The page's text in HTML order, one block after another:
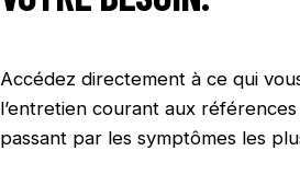
Accédez directement à ce qui
l’entretien courant aux
passant par les symptômes les